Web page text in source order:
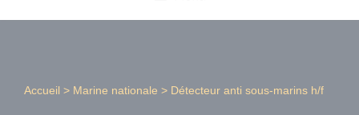
Accueil > Marine nationale > Détecteur anti sous-marins h/f